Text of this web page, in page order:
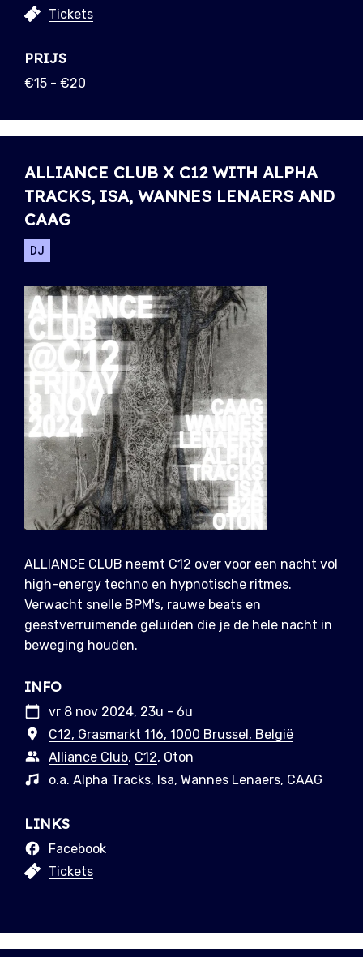
Tickets
PRIJS
€15 - €20
ALLIANCE CLUB X C12 WITH ALPHA
TRACKS, ISA, WANNES LENAERS AND
CAAG
DJ
ALLIANCE CLUB neemt C12 over voor een nacht vol
high-energy techno en hypnotische ritmes.
Verwacht snelle BPM's, rauwe beats en
geestverruimende geluiden die je de hele nacht in
beweging houden.
INFO
vr 8 nov 2024, 23u - 6u
C12, Grasmarkt 116, 1000 Brussel, België
Alliance Club, C12, Oton
o.a. Alpha Tracks, Isa, Wannes Lenaers, CAAG
LINKS
Facebook
Tickets